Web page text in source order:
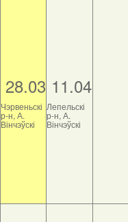
28.03
Чэрвеньскі
р-н, А.
Вінчэўскі
11.04
Лепельскі
р-н, А.
Вінчэўскі